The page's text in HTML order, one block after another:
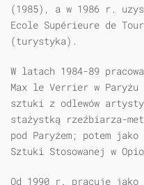
(1985), a w 1986 r.
Ecole Supérieure de
(turystyka).
W latach 1984-89
Max le Verrier w
sztuki z odlewów
stażystką rzeźbiarza-
pod Paryżem; potem
Sztuki Stosowanej w
Od 1990 r. pracuje jako